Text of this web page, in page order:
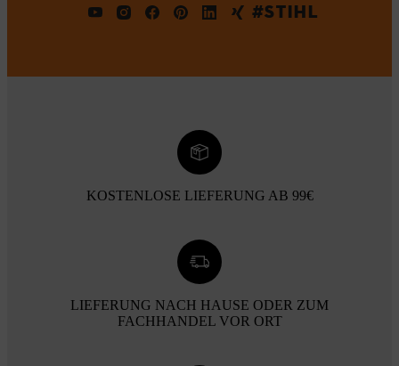
#STIHL
KOSTENLOSE LIEFERUNG AB 99€
LIEFERUNG NACH HAUSE ODER ZUM
FACHHANDEL VOR ORT